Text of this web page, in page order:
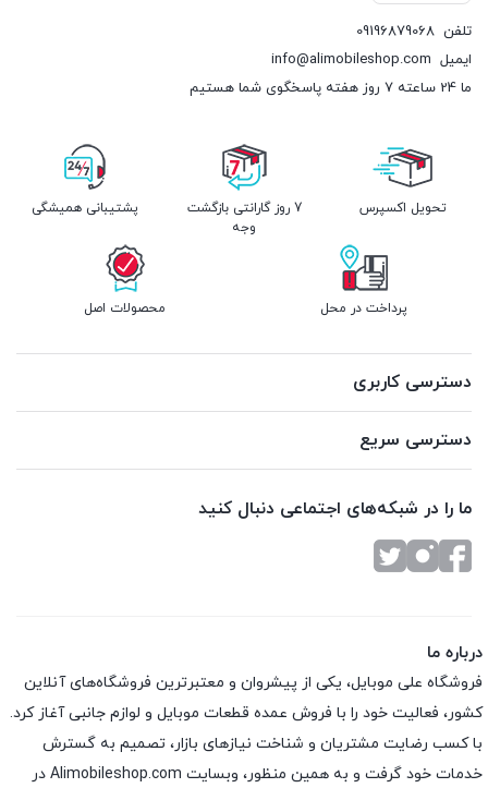
تلفن 09196879068
ایمیل info@alimobileshop.com
ما 24 ساعته 7 روز هفته پاسخگوی شما هستیم
تحویل اکسپرس
7 روز گارانتی بازگشت
وجه
پشتیبانی همیشگی
پرداخت در محل محصولات اصل
دسترسی کاربری
دسترسی سریع
ما را در شبکه‌های اجتماعی دنبال کنید
درباره ما
فروشگاه علی موبایل، یکی از پیشروان و معتبرترین فروشگاه‌های آنلاین
کشور، فعالیت خود را با فروش عمده قطعات موبایل و لوازم جانبی آغاز کرد.
با کسب رضایت مشتریان و شناخت نیازهای بازار، تصمیم به گسترش
خدمات خود گرفت و به همین منظور، وبسایت Alimobileshop.com در